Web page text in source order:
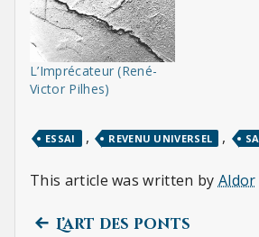
L’Imprécateur (René-
Victor Pilhes)
ESSAI , REVENU UNIVERSEL ,
This article was written by Aldor
Navigation
Previous
L’art des ponts